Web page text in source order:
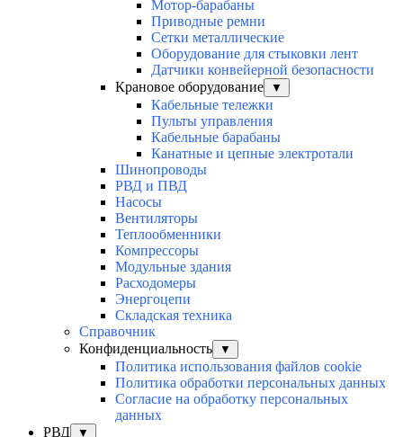
Мотор-барабаны
Приводные ремни
Сетки металлические
Оборудование для стыковки лент
Датчики конвейерной безопасности
Крановое оборудование
▼
Кабельные тележки
Пульты управления
Кабельные барабаны
Канатные и цепные электротали
Шинопроводы
РВД и ПВД
Насосы
Вентиляторы
Теплообменники
Компрессоры
Модульные здания
Расходомеры
Энергоцепи
Складская техника
Справочник
Конфиденциальность
▼
Политика использования файлов cookie
Политика обработки персональных данных
Согласие на обработку персональных
данных
РВД
▼